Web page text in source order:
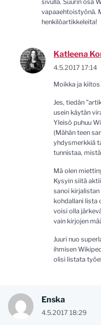
sivulla. Suurin osa
vapaaehtoistyönä.
henkilöartikkeleita!
Katleena
4.5.2017 17:14
Moikka ja
Jes, tiedän
usein käytän
Yleisö puhuu
(Mähän teen
yhdysmerkkiä
tunnistaa,
Mä olen
Kysyin siitä
sanoi
kohdallani lista
voisi olla
vain kirjojen
Juuri nuo
ihmisen
olisi listata
Enska
4.5.2017 18:29